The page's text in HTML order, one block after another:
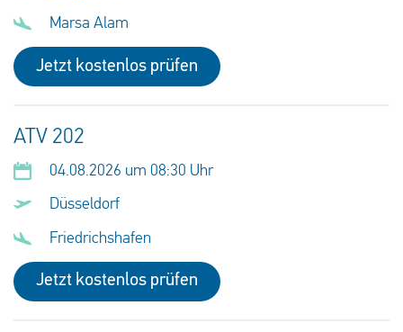
Marsa Alam
Jetzt kostenlos prüfen
ATV 202
04.08.2026 um 08:30 Uhr
Düsseldorf
Friedrichshafen
Jetzt kostenlos prüfen